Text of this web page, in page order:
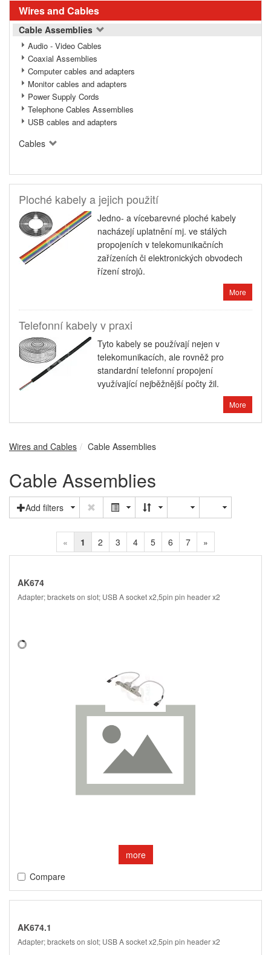
Wires and Cables
Cable Assemblies
Audio - Video Cables
Coaxial Assemblies
Computer cables and adapters
Monitor cables and adapters
Power Supply Cords
Telephone Cables Assemblies
USB cables and adapters
Cables
Ploché kabely a jejich použití
Jedno- a vícebarevné ploché kabely
nacházejí uplatnění mj. ve stálých
propojeních v telekomunikačních
zařízeních či elektronických obvodech
řízení strojů.
More
Telefonní kabely v praxi
Tyto kabely se používají nejen v
telekomunikacích, ale rovněž pro
standardní telefonní propojení
využívající nejběžnější počty žil.
More
Wires and Cables Cable Assemblies
Cable Assemblies
Add filters
« 1 2 3 4 5 6 7 »
AK674
Adapter; brackets on slot; USB A socket x2,5pin pin header x2
more
Compare
AK674.1
Adapter; brackets on slot; USB A socket x2,5pin pin header x2